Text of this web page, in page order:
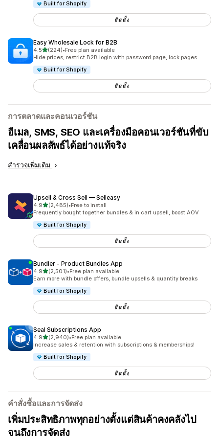
Built for Shopify
ติดตั้ง
Easy Wholesale Lock for B2B
4.5เต็ม 5 ดาว
(224)
ทั้งหมด 224 รีวิว
•Free plan available
Hide prices, restrict B2B login with password page, lock pages
Built for Shopify
ติดตั้ง
การตลาดและคอนเวอร์ชัน
อีเมล, SMS, SEO และเครื่องมือคอนเวอร์ชันที่ขับ
เคลื่อนผลลัพธ์ได้อย่างแท้จริง
สำรวจเพิ่มเติม
Upsell & Cross Sell — Selleasy
4.9เต็ม 5 ดาว
(2,485)
ทั้งหมด 2485 รีวิว
•Free to install
Frequently bought together bundles & in cart upsell, boost AOV
Built for Shopify
ติดตั้ง
Bundler ‑ Product Bundles App
4.9เต็ม 5 ดาว
(2,501)
ทั้งหมด 2501 รีวิว
•Free plan available
Earn more with bundle offers, bundle upsells & quantity breaks
Built for Shopify
ติดตั้ง
Seal Subscriptions App
4.9เต็ม 5 ดาว
(2,940)
ทั้งหมด 2940 รีวิว
•Free plan available
Increase sales & retention with subscriptions & memberships!
Built for Shopify
ติดตั้ง
คำสั่งซื้อและการจัดส่ง
เพิ่มประสิทธิภาพทุกอย่างตั้งแต่สินค้าคงคลังไป
จนถึงการจัดส่ง